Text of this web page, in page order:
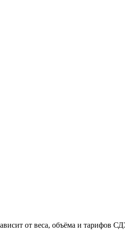
от веса, объёма и тарифов